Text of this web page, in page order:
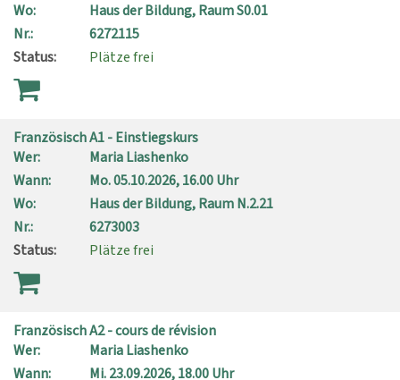
Wo:
Haus der Bildung, Raum S0.01
Nr.:
6272115
Status:
Plätze frei
Französisch A1 - Einstiegskurs
Wer:
Maria Liashenko
Wann:
Mo.05.10.2026, 16.00 Uhr
Wo:
Haus der Bildung, Raum N.2.21
Nr.:
6273003
Status:
Plätze frei
Französisch A2 - cours de révision
Wer:
Maria Liashenko
Wann:
Mi.23.09.2026, 18.00 Uhr